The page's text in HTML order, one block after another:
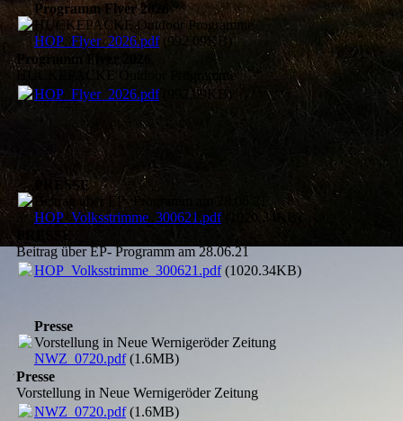
Programm Flyer 2026
HUCKEPACKE Outdoor Programme
HOP_Flyer_2026.pdf(992.09KB)
Programm Flyer 2026
HUCKEPACKE Outdoor Programme
HOP_Flyer_2026.pdf(992.09KB)
PRESSE
Beitrag über EP- Programm am 28.06.21
HOP_Volksstrimme_300621.pdf(1020.34KB)
PRESSE
Beitrag über EP- Programm am 28.06.21
HOP_Volksstrimme_300621.pdf(1020.34KB)
Presse
Vorstellung in Neue Wernigeröder Zeitung
NWZ_0720.pdf(1.6MB)
Presse
Vorstellung in Neue Wernigeröder Zeitung
NWZ_0720.pdf(1.6MB)